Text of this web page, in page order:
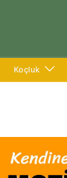
Koçluk